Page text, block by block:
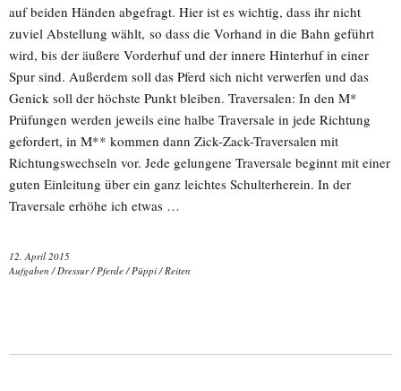
auf beiden Händen abgefragt. Hier ist es wichtig, dass ihr nicht
zuviel Abstellung wählt, so dass die Vorhand in die Bahn geführt
wird, bis der äußere Vorderhuf und der innere Hinterhuf in einer
Spur sind. Außerdem soll das Pferd sich nicht verwerfen und das
Genick soll der höchste Punkt bleiben. Traversalen: In den M*
Prüfungen werden jeweils eine halbe Traversale in jede Richtung
gefordert, in M** kommen dann Zick-Zack-Traversalen mit
Richtungswechseln vor. Jede gelungene Traversale beginnt mit einer
guten Einleitung über ein ganz leichtes Schulterherein. In der
Traversale erhöhe ich etwas …
12. April 2015
Aufgaben / Dressur/ Pferde / Püppi /Reiten